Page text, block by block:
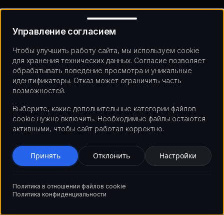
Управление согласием
Управление согласием
Чтобы улучшить работу сайта, мы используем cookie
для хранения технических данных. Согласие позволяет
обрабатывать поведение просмотра и уникальные
идентификаторы. Отказ может ограничить часть
возможностей.
Выберите, какие дополнительные категории файлов
cookie нужно включить. Необходимые файлы остаются
активными, чтобы сайт работал корректно.
Принять Отклонить Настройки
Политика в отношении файлов cookie
Политика конфиденциальности